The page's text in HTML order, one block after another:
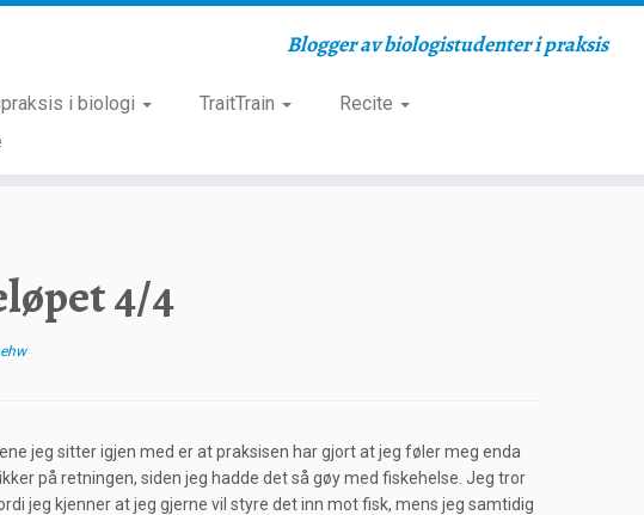
Blogger av biologistudenter i praksis
i biologi TraitTrain
Recite
4/4
jeg sitter igjen med er at praksisen har gjort at jeg føler meg enda
på retningen, siden jeg hadde det så gøy med fiskehelse. Jeg tror
jeg kjenner at jeg gjerne vil styre det inn mot fisk, mens jeg samtidig